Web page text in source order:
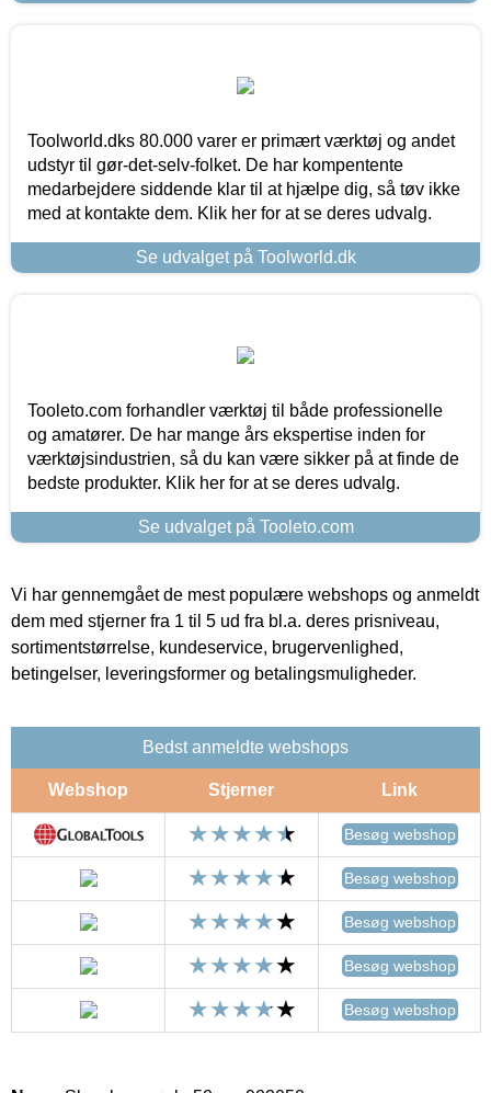
Toolworld.dks 80.000 varer er primært værktøj og andet
udstyr til gør-det-selv-folket. De har kompentente
medarbejdere siddende klar til at hjælpe dig, så tøv ikke
med at kontakte dem. Klik her for at se deres udvalg.
Se udvalget på Toolworld.dk
Tooleto.com forhandler værktøj til både professionelle
og amatører. De har mange års ekspertise inden for
værktøjsindustrien, så du kan være sikker på at finde de
bedste produkter. Klik her for at se deres udvalg.
Se udvalget på Tooleto.com
Vi har gennemgået de mest populære webshops og anmeldt
dem med stjerner fra 1 til 5 ud fra bl.a. deres prisniveau,
sortimentstørrelse, kundeservice, brugervenlighed,
betingelser, leveringsformer og betalingsmuligheder.
Bedst anmeldte webshops
Webshop Stjerner Link
Besøg webshop
Besøg webshop
Besøg webshop
Besøg webshop
Besøg webshop